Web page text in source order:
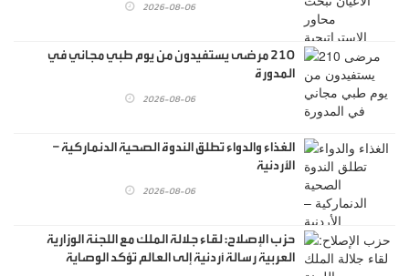
2026-08-06
210 مرضى يستفيدون من يوم طبي مجاني في
المدورة
2026-08-06
الغذاء والدواء تطلق الندوة الصحية الدنماركية –
الأردنية
2026-08-06
حزب الإصلاح: لقاء جلالة الملك مع اللجنة الوزارية
العربية رسالة أردنية إلى العالم تؤكد الوصاية